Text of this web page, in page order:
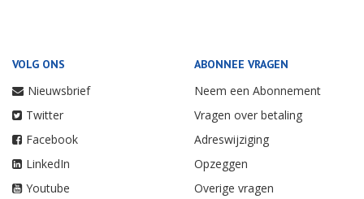
VOLG ONS
Nieuwsbrief
Twitter
Facebook
LinkedIn
Youtube
ABONNEE VRAGEN
Neem een Abonnement
Vragen over betaling
Adreswijziging
Opzeggen
Overige vragen